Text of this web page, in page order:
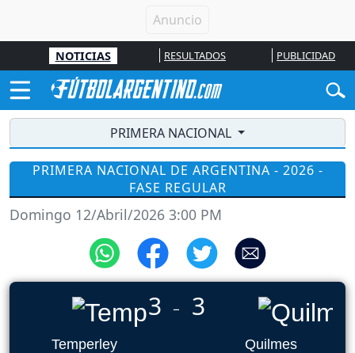
NOTICIAS RESULTADOS PUBLICIDAD
PRIMERA NACIONAL
PRIMERA NACIONAL DE ARGENTINA - 2026 -
FASE REGULAR
Domingo 12/Abril/2026 3:00 PM
Temperley
3 _ 3
Quilmes